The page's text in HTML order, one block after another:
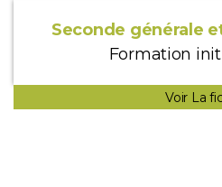
Seconde générale
Formation
Voir La